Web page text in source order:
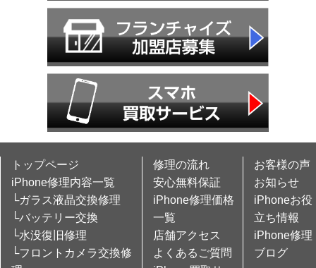
トップページ
iPhone修理内容一覧
└ガラス液晶交換修理
└バッテリー交換
└水没復旧修理
└フロントカメラ交換修
修理の流れ
安心無料保証
iPhone修理価格
一覧
店舗アクセス
よくあるご質問
お客様の声
お知らせ
iPhoneお役
立ち情報
iPhone修理
ブログ